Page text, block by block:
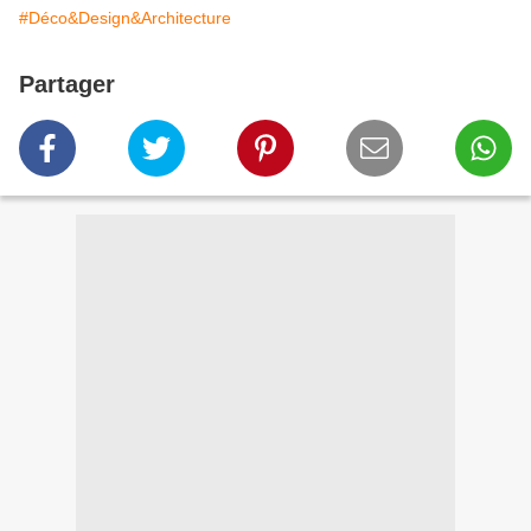
#Déco&Design&Architecture
Partager